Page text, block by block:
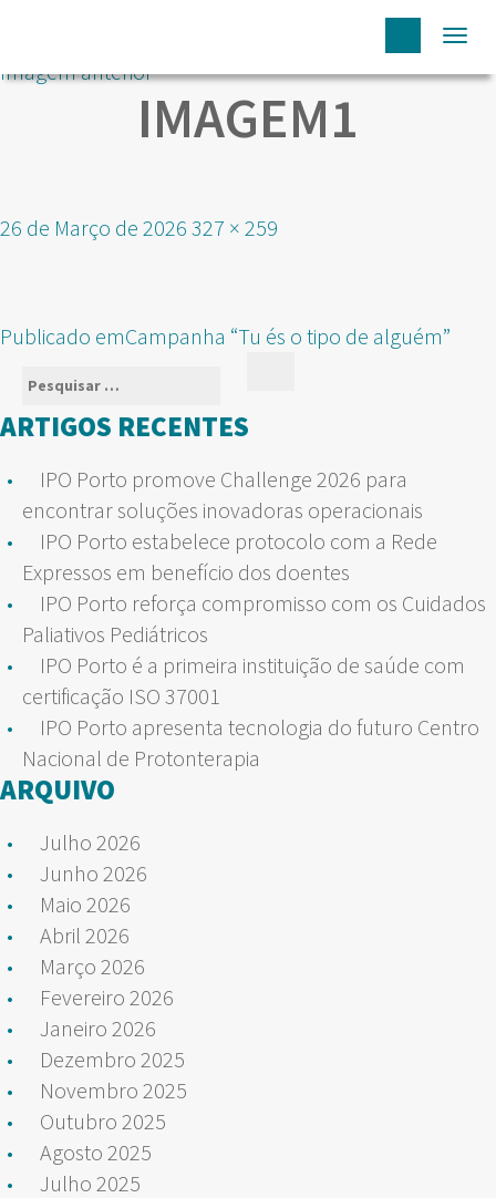
Imagem anterior
IMAGEM1
Publicado
26 de Março de 2026 Tamanho
327 × 259
NAVEGAÇÃO
ARTIGOS
Publicado emCampanha “Tu és o tipo de alguém”
Pesquisar
por:
ARTIGOS RECENTES
IPO Porto promove Challenge 2026 para
encontrar soluções inovadoras operacionais
IPO Porto estabelece protocolo com a Rede
Expressos em benefício dos doentes
IPO Porto reforça compromisso com os Cuidados
Paliativos Pediátricos
IPO Porto é a primeira instituição de saúde com
certificação ISO 37001
IPO Porto apresenta tecnologia do futuro Centro
Nacional de Protonterapia
ARQUIVO
Julho 2026
Junho 2026
Maio 2026
Abril 2026
Março 2026
Fevereiro 2026
Janeiro 2026
Dezembro 2025
Novembro 2025
Outubro 2025
Agosto 2025
Julho 2025